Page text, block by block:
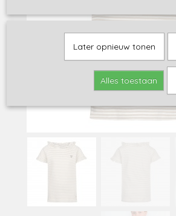
Later opnieuw tonen
Alles toestaan